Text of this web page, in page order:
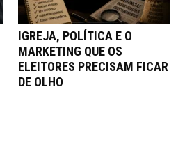
IGREJA, POLÍTICA E O
MARKETING QUE OS
ELEITORES PRECISAM FICAR
DE OLHO